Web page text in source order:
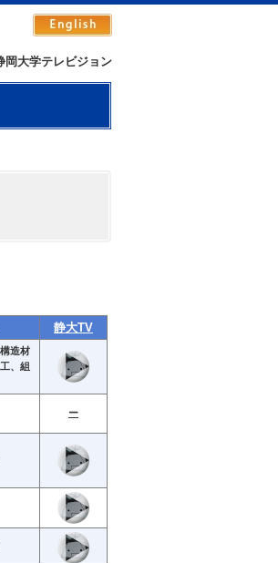
岡大学テレビジョン
静大TV
造材
、組
ー